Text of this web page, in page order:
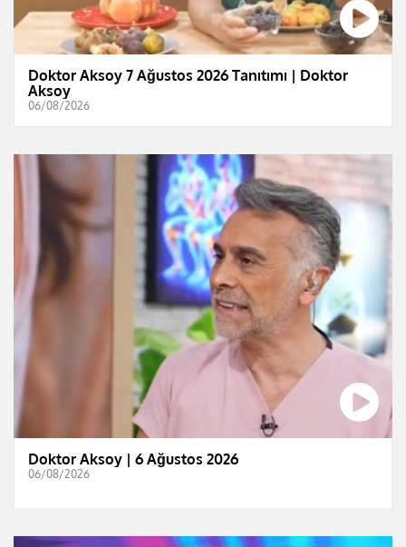
Doktor Aksoy 7 Ağustos 2026 Tanıtımı | Doktor
Aksoy
06/08/2026
Doktor Aksoy | 6 Ağustos 2026
06/08/2026